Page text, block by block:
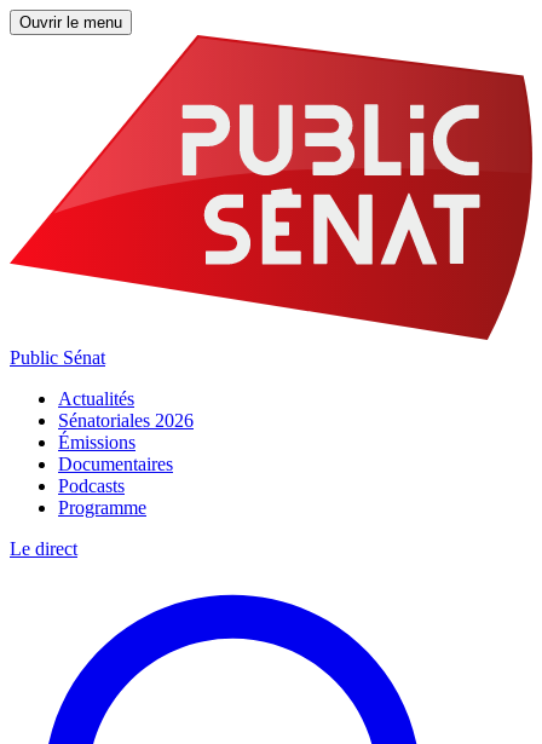
Ouvrir le menu
Public Sénat
Actualités
Sénatoriales 2026
Émissions
Documentaires
Podcasts
Programme
Le direct